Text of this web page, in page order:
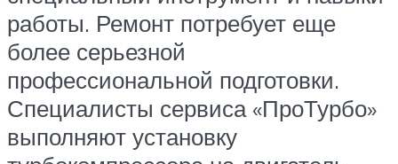
работы. Ремонт потребует еще
более серьезной
профессиональной подготовки.
Специалисты сервиса «ПроТурбо»
выполняют установку